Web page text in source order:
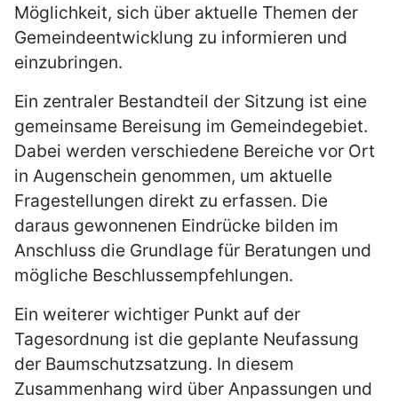
Möglichkeit, sich über aktuelle Themen der
Gemeindeentwicklung zu informieren und
einzubringen.
Ein zentraler Bestandteil der Sitzung ist eine
gemeinsame Bereisung im Gemeindegebiet.
Dabei werden verschiedene Bereiche vor Ort
in Augenschein genommen, um aktuelle
Fragestellungen direkt zu erfassen. Die
daraus gewonnenen Eindrücke bilden im
Anschluss die Grundlage für Beratungen und
mögliche Beschlussempfehlungen.
Ein weiterer wichtiger Punkt auf der
Tagesordnung ist die geplante Neufassung
der Baumschutzsatzung. In diesem
Zusammenhang wird über Anpassungen und